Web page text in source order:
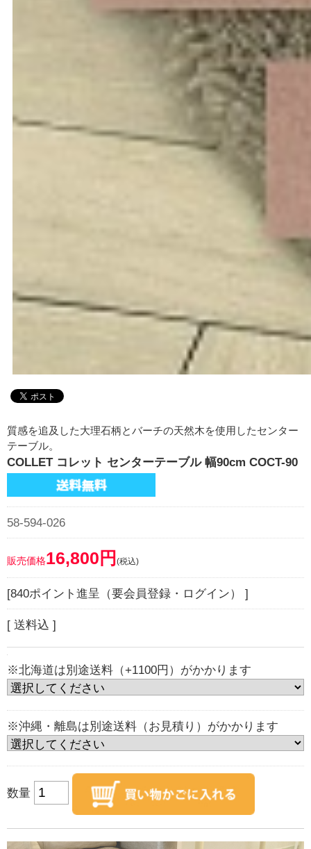
質感を追及した大理石柄とバーチの天然木を使用したセンター
テーブル。
COLLET コレット センターテーブル 幅90cm COCT-90
58-594-026
販売価格16,800円 (税込)
[840ポイント進呈（要会員登録・ログイン） ]
[ 送料込 ]
※北海道は別途送料（+1100円）がかかります
※沖縄・離島は別途送料（お見積り）がかかります
数量